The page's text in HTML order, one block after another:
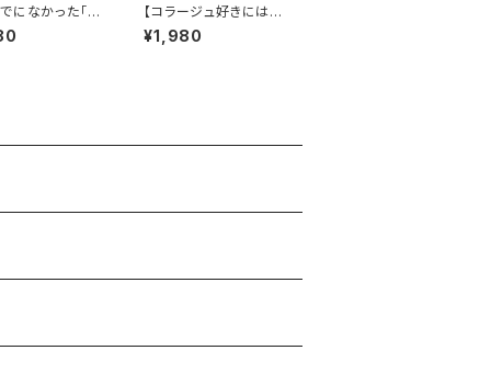
になかった「ニ
プ」の戦争の絵
、日本は戦争
【コラージュ好きには堪
らない！台湾人作家の描
いた絵本】『HOME』
¥1,980